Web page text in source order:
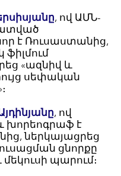
, ով ԱՄՆ-
է Ռուսաստանից,
ֆիլմում
«ազնիվ և
սեփական
, ով
խորեոգրաֆ է
ներկայացրեց
ցնորքը
մեկուսի պարում։